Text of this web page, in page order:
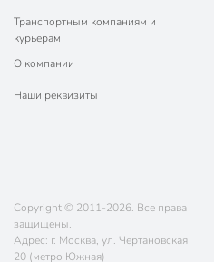
Транспортным компаниям и
курьерам
О компании
Наши реквизиты
Copyright © 2011-2026. Все права
защищены.
Адрес: г. Москва, ул. Чертановская
20 (метро Южная)